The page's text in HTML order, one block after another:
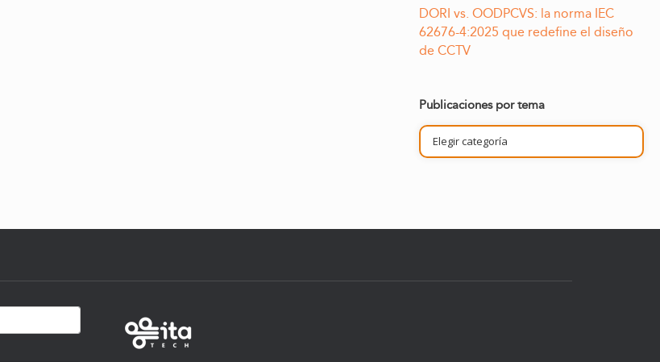
DORI vs. OODPCVS: la norma IEC
62676-4:2025 que redefine el diseño
de CCTV
Publicaciones por tema
Publicaciones
por
tema